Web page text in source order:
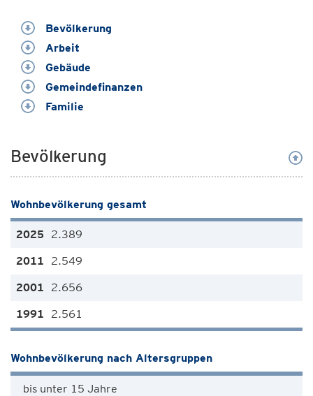
Bevölkerung
Arbeit
Gebäude
Gemeindefinanzen
Familie
Bevölkerung
Wohnbevölkerung gesamt
2.389
2.549
2.656
2.561
Wohnbevölkerung nach Altersgruppen
bis unter 15 Jahre